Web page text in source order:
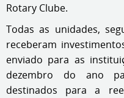
Rotary Clube.
Todas as unidades,
receberam
enviado para as
dezembro do ano
destinados para a